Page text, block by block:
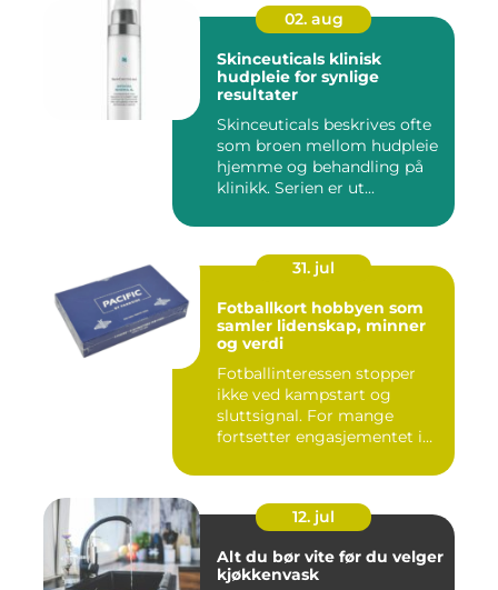
02. aug
Skinceuticals klinisk
hudpleie for synlige
resultater
Skinceuticals beskrives ofte
som broen mellom hudpleie
hjemme og behandling på
klinikk. Serien er ut...
31. jul
Fotballkort hobbyen som
samler lidenskap, minner
og verdi
Fotballinteressen stopper
ikke ved kampstart og
sluttsignal. For mange
fortsetter engasjementet i
12. jul
Alt du bør vite før du velger
kjøkkenvask